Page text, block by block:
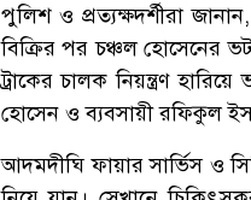
পুলিশ ও প্রত্যক্ষদর্শীরা
বিক্রির পর চঞ্চল হোসেনের
ট্রাকের চালক নিয়ন্ত্রণ
হোসেন ও ব্যবসায়ী রফিকুল
আদমদীঘি ফায়ার সার্ভিস ও